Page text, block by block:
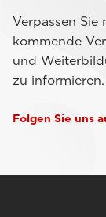
Verpassen Sie
kommende
und
zu informieren.
Folgen Sie uns